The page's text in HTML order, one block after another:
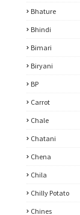
Bhature
Bhindi
Bimari
Biryani
BP
Carrot
Chale
Chatani
Chena
Chila
Chilly Potato
Chines